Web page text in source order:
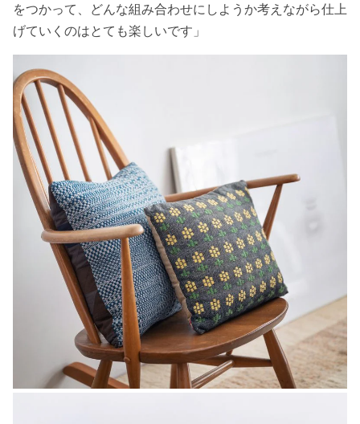
をつかって、どんな組み合わせにしようか考えながら仕上
げていくのはとても楽しいです」